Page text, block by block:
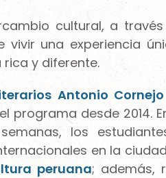
cultural, a
vivir una experiencia
y diferente.
Antonio
programa desde 2014.
los
en la
peruana; además,